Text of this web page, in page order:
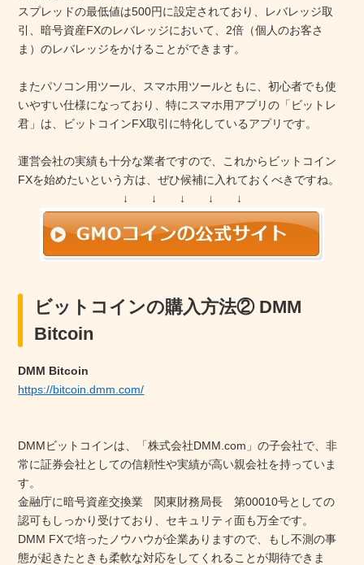
スプレッドの最低値は500円に設定されており、レバレッジ取
引、暗号資産FXのレバレッジにおいて、2倍（個人のお客さ
ま）のレバレッジをかけることができます。
またパソコン用ツール、スマホ用ツールともに、初心者でも使
いやすい仕様になっており、特にスマホ用アプリの「ビットレ
君」は、ビットコインFX取引に特化しているアプリです。
運営会社の実績も十分な業者ですので、これからビットコイン
FXを始めたいという方は、ぜひ候補に入れておくべきですね。
↓ ↓ ↓ ↓ ↓
ビットコインの購入方法② DMM
Bitcoin
DMM Bitcoin
https://bitcoin.dmm.com/
DMMビットコインは、「株式会社DMM.com」の子会社で、非
常に証券会社としての信頼性や実績が高い親会社を持っていま
す。
金融庁に暗号資産交換業 関東財務局長 第00010号としての
認可もしっかり受けており、セキュリティ面も万全です。
DMM FXで培ったノウハウが企業ありますので、もし不測の事
態が起きたときも柔軟な対応をしてくれることが期待できま